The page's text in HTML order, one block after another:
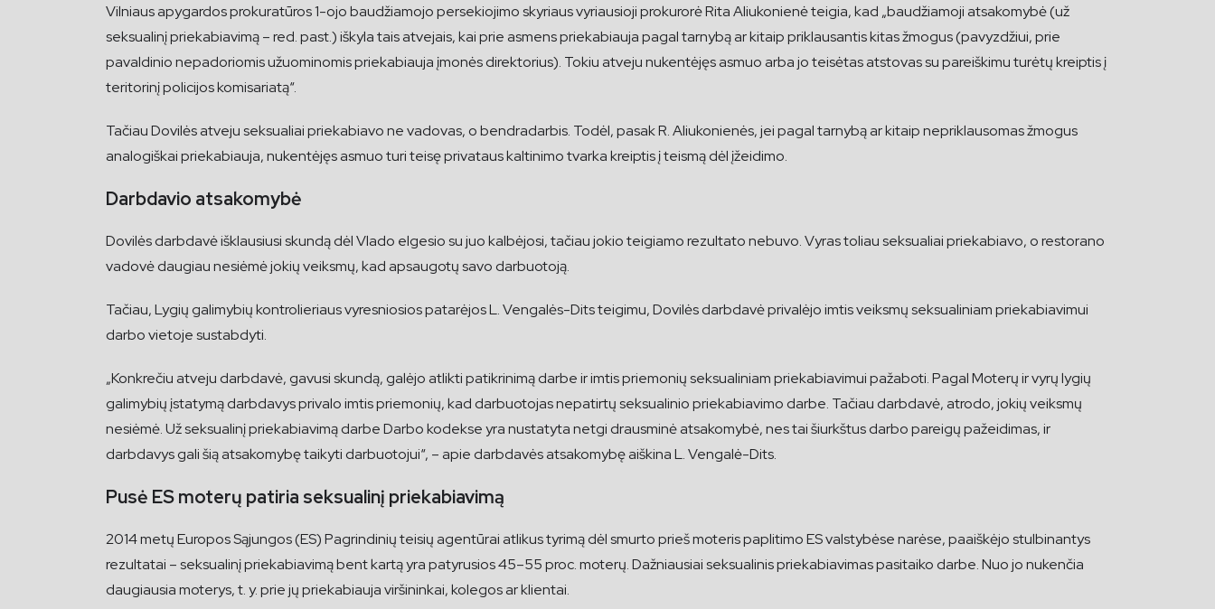
Vilniaus apygardos prokuratūros 1-ojo baudžiamojo persekiojimo skyriaus vyriausioji prokurorė Rita Aliukonienė teigia, kad „baudžiamoji atsakomybė (už
seksualinį priekabiavimą – red. past.) iškyla tais atvejais, kai prie asmens priekabiauja pagal tarnybą ar kitaip priklausantis kitas žmogus (pavyzdžiui, prie
pavaldinio nepadoriomis užuominomis priekabiauja įmonės direktorius). Tokiu atveju nukentėjęs asmuo arba jo teisėtas atstovas su pareiškimu turėtų kreiptis į
teritorinį policijos komisariatą“.
Tačiau Dovilės atveju seksualiai priekabiavo ne vadovas, o bendradarbis. Todėl, pasak R. Aliukonienės, jei pagal tarnybą ar kitaip nepriklausomas žmogus
analogiškai priekabiauja, nukentėjęs asmuo turi teisę privataus kaltinimo tvarka kreiptis į teismą dėl įžeidimo.
Darbdavio atsakomybė
Dovilės darbdavė išklausiusi skundą dėl Vlado elgesio su juo kalbėjosi, tačiau jokio teigiamo rezultato nebuvo. Vyras toliau seksualiai priekabiavo, o restorano
vadovė daugiau nesiėmė jokių veiksmų, kad apsaugotų savo darbuotoją.
Tačiau, Lygių galimybių kontrolieriaus vyresniosios patarėjos L. Vengalės-Dits teigimu, Dovilės darbdavė privalėjo imtis veiksmų seksualiniam priekabiavimui
darbo vietoje sustabdyti.
„Konkrečiu atveju darbdavė, gavusi skundą, galėjo atlikti patikrinimą darbe ir imtis priemonių seksualiniam priekabiavimui pažaboti. Pagal Moterų ir vyrų lygių
galimybių įstatymą darbdavys privalo imtis priemonių, kad darbuotojas nepatirtų seksualinio priekabiavimo darbe. Tačiau darbdavė, atrodo, jokių veiksmų
nesiėmė. Už seksualinį priekabiavimą darbe Darbo kodekse yra nustatyta netgi drausminė atsakomybė, nes tai šiurkštus darbo pareigų pažeidimas, ir
darbdavys gali šią atsakomybę taikyti darbuotojui“, – apie darbdavės atsakomybę aiškina L. Vengalė-Dits.
Pusė ES moterų patiria seksualinį priekabiavimą
2014 metų Europos Sąjungos (ES) Pagrindinių teisių agentūrai atlikus tyrimą dėl smurto prieš moteris paplitimo ES valstybėse narėse, paaiškėjo stulbinantys
rezultatai – seksualinį priekabiavimą bent kartą yra patyrusios 45–55 proc. moterų. Dažniausiai seksualinis priekabiavimas pasitaiko darbe. Nuo jo nukenčia
daugiausia moterys, t. y. prie jų priekabiauja viršininkai, kolegos ar klientai.